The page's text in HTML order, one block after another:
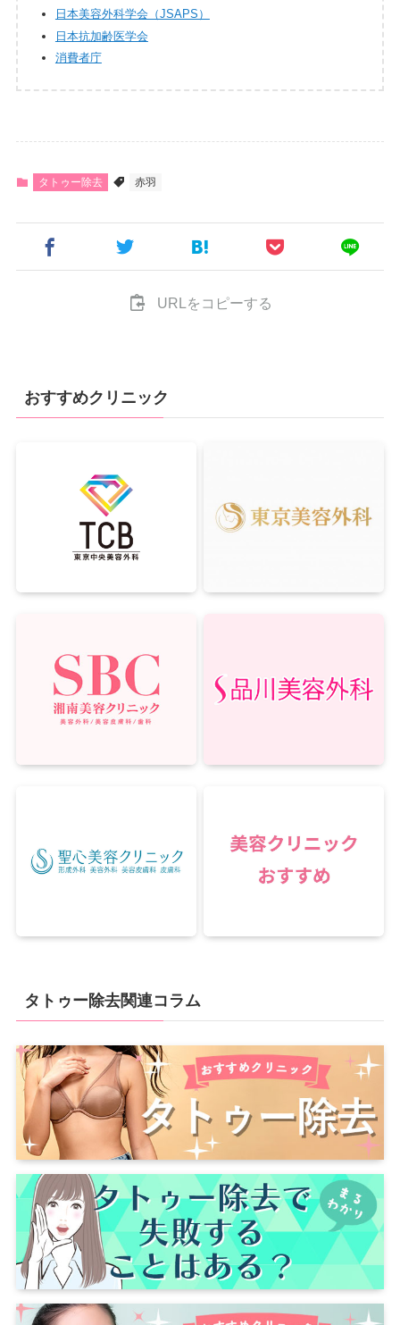
日本美容外科学会（JSAPS）
日本抗加齢医学会
消費者庁
タトゥー除去 赤羽
URLをコピーする
おすすめクリニック
タトゥー除去関連コラム